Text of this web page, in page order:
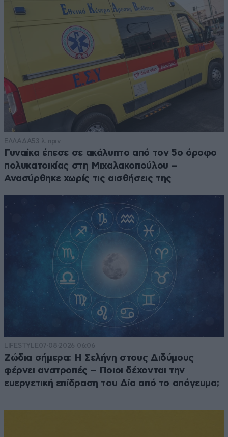
ΕΛΛΑΔΑ53 λ. πριν
Γυναίκα έπεσε σε ακάλυπτο από τον 5ο όροφο
πολυκατοικίας στη Μιχαλακοπούλου –
Ανασύρθηκε χωρίς τις αισθήσεις της
LIFESTYLE07·08·2026 06:06
Ζώδια σήμερα: Η Σελήνη στους Διδύμους
φέρνει ανατροπές – Ποιοι δέχονται την
ευεργετική επίδραση του Δία από το απόγευμα;